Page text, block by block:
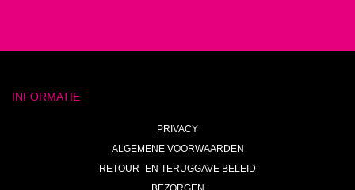
INFORMATIE
PRIVACY
ALGEMENE VOORWAARDEN
RETOUR- EN TERUGGAVE BELEID